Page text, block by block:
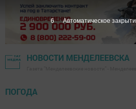
НОВОСТИ МЕНДЕЛЕЕВСКА
ПОГОДА
5 Автоматическое